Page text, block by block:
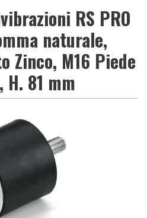
RS PRO
naturale,
Zinco, M16 Piede
81 mm